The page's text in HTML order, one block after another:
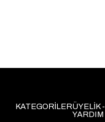
KATEGORİLERÜYELİK -
YARDIM